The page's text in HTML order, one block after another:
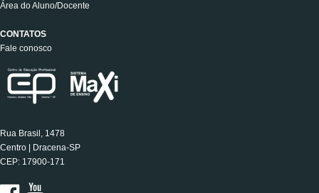
Área do Aluno/Docente
CONTATOS
Fale conosco
Rua Brasil, 1478
Centro | Dracena-SP
CEP: 17900-171